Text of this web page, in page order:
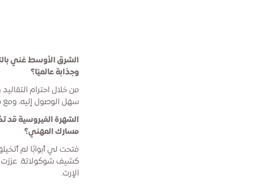
الشرق الأوسط غني
وجذابة عالميًا؟
من خلال احترام
سهل الوصول إليه، ومع
الشهرة الفيروسية
مسارك المهني؟
فتحت لي أبوابًا لم
كشيف شوكولاتة. عززت
الإرث.